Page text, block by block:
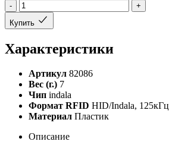
-
+
Купить
Характеристики
Артикул 82086
Вес (г.) 7
Чип indala
Формат RFID HID/Indala, 125кГц
Материал Пластик
Описание